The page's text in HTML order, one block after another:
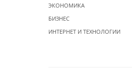
ЭКОНОМИКА
БИЗНЕС
ИНТЕРНЕТ И ТЕХНОЛОГИИ